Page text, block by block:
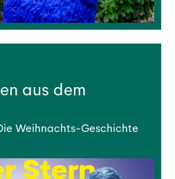
aus dem
Weihnachts-Geschichte